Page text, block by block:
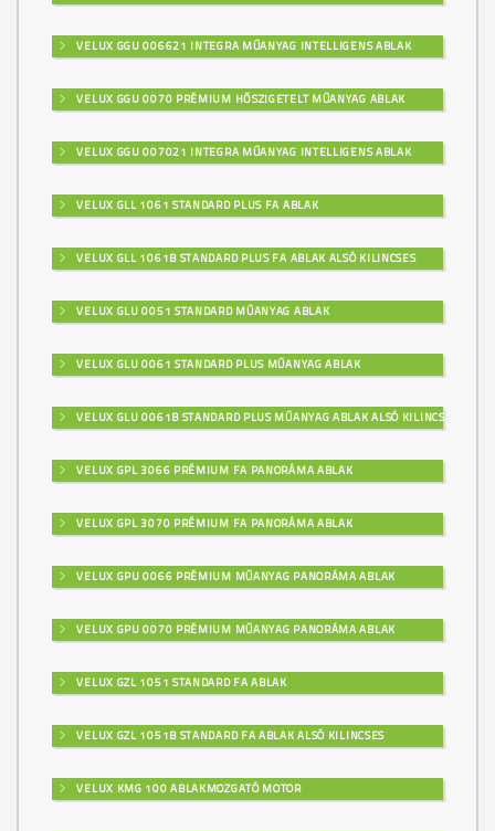
VELUX GGU 006621 INTEGRA MŰANYAG INTELLIGENS ABLAK
VELUX GGU 0070 PRÉMIUM HŐSZIGETELT MŰANYAG ABLAK
VELUX GGU 007021 INTEGRA MŰANYAG INTELLIGENS ABLAK
VELUX GLL 1061 STANDARD PLUS FA ABLAK
VELUX GLL 1061B STANDARD PLUS FA ABLAK ALSÓ KILINCSES
VELUX GLU 0051 STANDARD MŰANYAG ABLAK
VELUX GLU 0061 STANDARD PLUS MŰANYAG ABLAK
VELUX GLU 0061B STANDARD PLUS MŰANYAG ABLAK ALSÓ KILINCSES
VELUX GPL 3066 PRÉMIUM FA PANORÁMA ABLAK
VELUX GPL 3070 PRÉMIUM FA PANORÁMA ABLAK
VELUX GPU 0066 PRÉMIUM MŰANYAG PANORÁMA ABLAK
VELUX GPU 0070 PRÉMIUM MŰANYAG PANORÁMA ABLAK
VELUX GZL 1051 STANDARD FA ABLAK
VELUX GZL 1051B STANDARD FA ABLAK ALSÓ KILINCSES
VELUX KMG 100 ABLAKMOZGATÓ MOTOR